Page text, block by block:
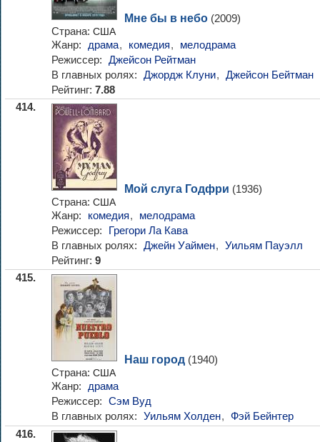
Мне бы в небо (2009)
Страна: США
Жанр: драма, комедия,
мелодрама
Режиссер: Джейсон Рейтман
В главных ролях: Джордж Клуни, Джейсон Бейтман
Рейтинг: 7.88
414.
Мой слуга Годфри (1936)
Страна: США
Жанр: комедия,
мелодрама
Режиссер:
Грегори Ла Кава
В главных ролях: Джейн Уаймен, Уильям Пауэлл
Рейтинг: 9
415.
Наш город (1940)
Страна: США
Жанр:
драма
Режиссер: Сэм Вуд
В главных ролях: Уильям Холден, Фэй Бейнтер
416.